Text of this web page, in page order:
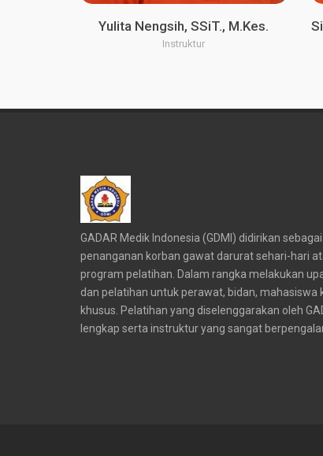
Yulita Nengsih, SSiT., M.Kes.
Instruktur
GADAR Medik Indonesia (GDMI) didirikan
penanganan korban gawat darurat sehari-hari
program pelatihan. Dalam rangka melakukan
dan pelatihan untuk perawat, bidan,
khusus. Pelatihan yang diselenggarakan oleh
lengkap serta instruktur yang sangat